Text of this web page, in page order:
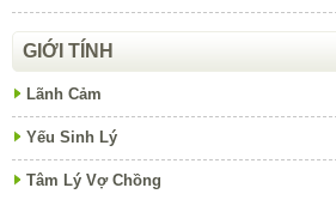
GIỚI TÍNH
Lãnh Cảm
Yếu Sinh Lý
Tâm Lý Vợ Chồng